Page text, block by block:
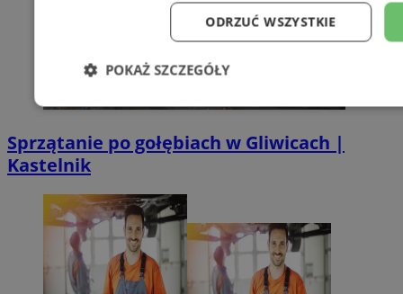
Sprzątanie po gołębiach w Gliwicach |
Kastelnik
ODRZUĆ WSZYSTKIE
POKAŻ SZCZEGÓŁY
Niezbędne Wydajność